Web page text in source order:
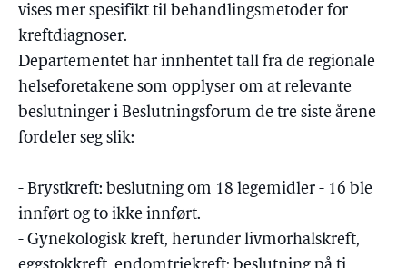
vises mer spesifikt til behandlingsmetoder for
kreftdiagnoser.
Departementet har innhentet tall fra de regionale
helseforetakene som opplyser om at relevante
beslutninger i Beslutningsforum de tre siste årene
fordeler seg slik:
- Brystkreft: beslutning om 18 legemidler - 16 ble
innført og to ikke innført.
- Gynekologisk kreft, herunder livmorhalskreft,